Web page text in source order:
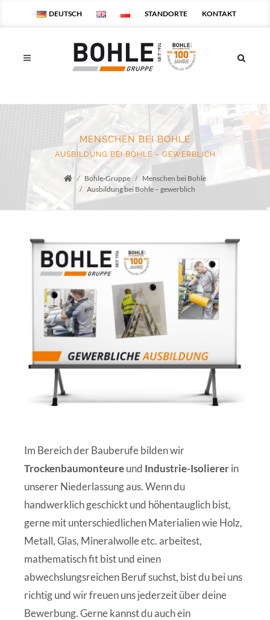
DEUTSCH STANDORTE KONTAKT
MENSCHEN BEI BOHLE
AUSBILDUNG BEI BOHLE – GEWERBLICH
Startseite
Bohle-Gruppe
Menschen bei Bohle
Ausbildung bei Bohle – gewerblich
Im Bereich der Bauberufe bilden wir
Trockenbaumonteureund Industrie-Isoliererin
unserer Niederlassung aus. Wenn du
handwerklich geschickt und höhentauglich bist,
gerne mit unterschiedlichen Materialien wie Holz,
Metall, Glas, Mineralwolle etc. arbeitest,
mathematisch fit bist und einen
abwechslungsreichen Beruf suchst, bist du bei uns
richtig und wir freuen uns jederzeit über deine
Bewerbung. Gerne kannst du auch ein